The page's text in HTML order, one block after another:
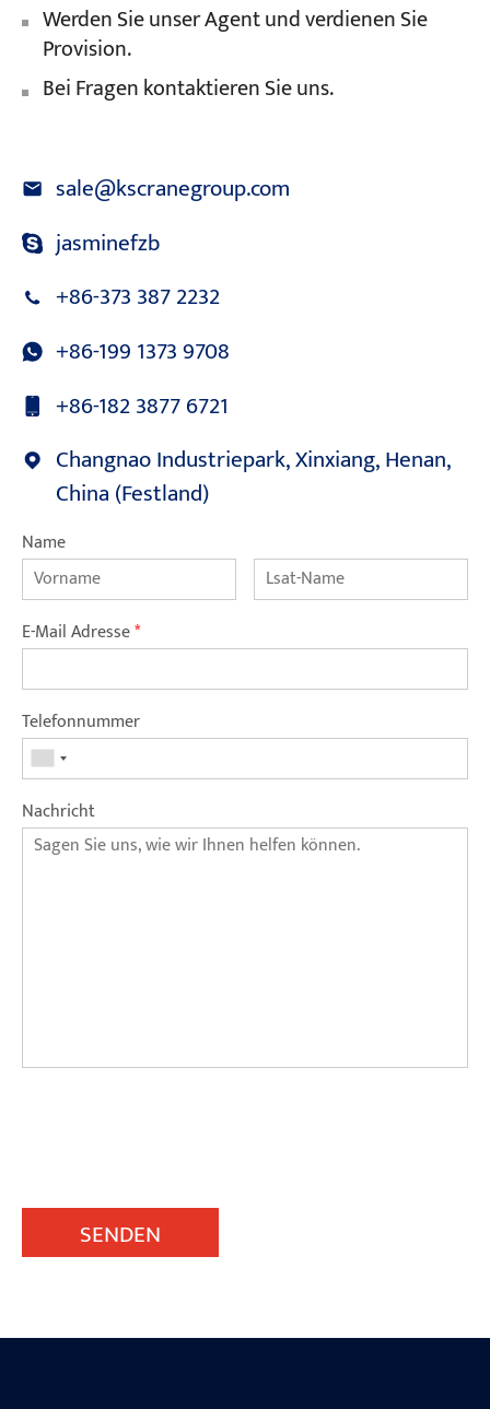
Werden Sie unser Agent und verdienen Sie
Provision.
Bei Fragen kontaktieren Sie uns.
sale@kscranegroup.com
jasminefzb
+86-373 387 2232
+86-199 1373 9708
+86-182 3877 6721
Changnao Industriepark, Xinxiang, Henan,
China (Festland)
Name
E-Mail Adresse*
Telefonnummer
Nachricht
SENDEN